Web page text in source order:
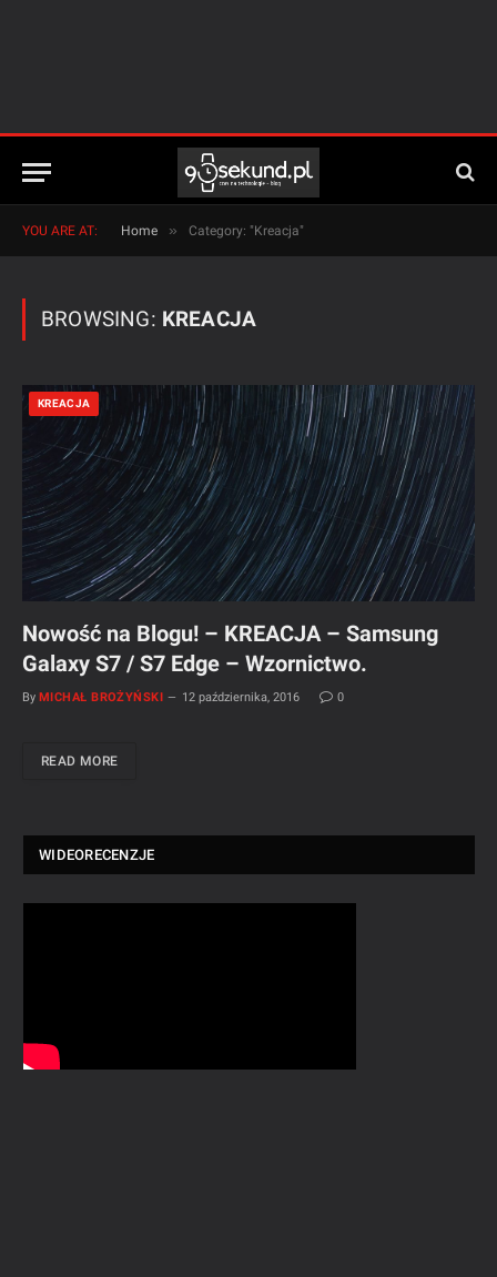
YOU ARE AT: Home » Category: "Kreacja"
BROWSING: KREACJA
KREACJA
Nowość na Blogu! – KREACJA – Samsung
Galaxy S7 / S7 Edge – Wzornictwo.
By MICHAŁ BROŻYŃSKI 12 października, 2016 0
READ MORE
WIDEORECENZJE